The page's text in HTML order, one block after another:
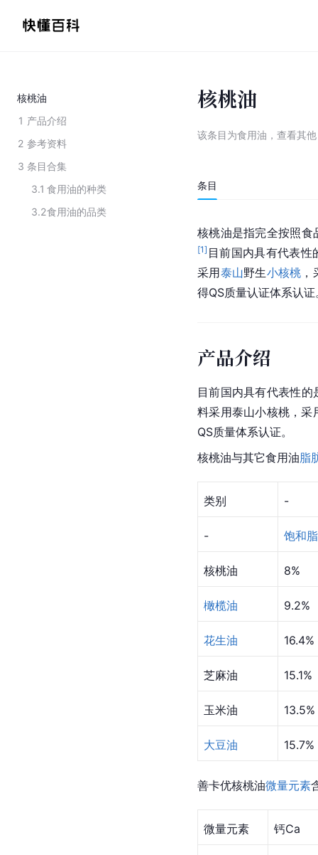
核桃油
1 产品介绍
2 参考资料
3 条目合集
3.1 食用油的种类
3.2食用油的品类
核桃油
该条目为食用油 ， 查看其
条目
核桃油是指完全按照食
[1] 目前国内具有代表性
采用泰山野生小核桃
得QS质量认证体系认证
产品介绍
目前国内具有代表性
料采用泰山小核桃，采
QS质量体系认证。
核桃油与其它食用油脂
类别 -
- 饱和
核桃油 8%
橄榄油 9.2%
花生油 16.4%
芝麻油 15.1%
玉米油 13.5%
大豆油 15.7%
善卡优核桃油微量元素
微量元素 钙Ca